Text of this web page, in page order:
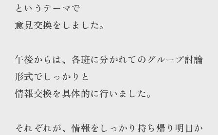
というテーマで
意見交換をしました。
午後からは、各班に分かれてのグループ討論
形式でしっかりと
情報交換を具体的に行いました。
それぞれが、情報をしっかり持ち帰り明日か